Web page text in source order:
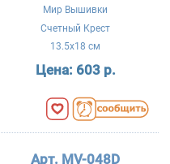
Мир Вышивки
Счетный Крест
13.5x18 см
Цена: 603 р.
Арт. MV-048D